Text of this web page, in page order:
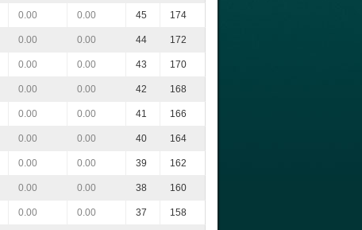
0.00 0.00 45 174
0.00 0.00 44 172
0.00 0.00 43 170
0.00 0.00 42 168
0.00 0.00 41 166
0.00 0.00 40 164
0.00 0.00 39 162
0.00 0.00 38 160
0.00 0.00 37 158